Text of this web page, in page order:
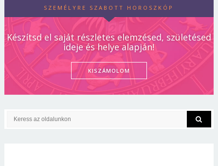
SZEMÉLYRE SZABOTT HOROSZKÓP
Készítsd el saját részletes elemzésed, születésed
ideje és helye alapján!
KISZÁMOLOM